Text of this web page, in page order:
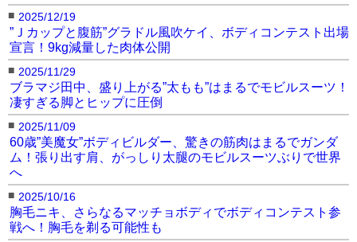
■ 2025/12/19
”Ｊカップと腹筋”グラドル風吹ケイ、ボディコンテスト出場
宣言！9kg減量した肉体公開
■ 2025/11/29
ブラマジ田中、盛り上がる”太もも”はまるでモビルスーツ！
凄すぎる脚とヒップに圧倒
■ 2025/11/09
60歳”美魔女”ボディビルダー、驚きの筋肉はまるでガンダ
ム！張り出す肩、がっしり太腿のモビルスーツぶりで世界
へ
■ 2025/10/16
胸毛ニキ、さらなるマッチョボディでボディコンテスト参
戦へ！胸毛を剃る可能性も